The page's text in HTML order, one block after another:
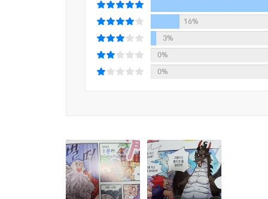
4. 중국어 간체자 추가로 학습효과 강화
- 우리가 알고 있는 한자와 중국어 간체자를 비교해
5. 스토리텔링 퀴즈를 통한 완벽한 마무리 학습
- 퀴즈를 풀다 보면 저절로 한자 실력이 높아져요.
2. 앱을 실행하고 책 또는 카드를 비춰보세요.
3. 한번 인식된 AR 영상은 크기를 조절하거나, 방
4. 개성 있는 AR 영상을 연출하고 사진과 동영상을
5. 내가 만든 마법천자문 AR 콘텐츠를 친구들과 공
16%
3%
0%
0%